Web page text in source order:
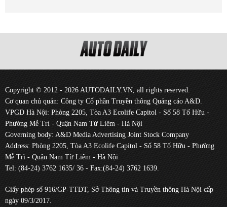
Copyright © 2012 - 2026 AUTODAILY.VN, all rights reserved.
Cơ quan chủ quản: Công ty Cổ phần Truyền thông Quảng cáo A&D.
VPGD Hà Nội: Phòng 2205, Tòa A3 Ecolife Capitol - Số 58 Tố Hữu -
Phường Mễ Trì - Quận Nam Từ Liêm - Hà Nội
Governing body: A&D Media Advertising Joint Stock Company
Address: Phòng 2205, Tòa A3 Ecolife Capitol - Số 58 Tố Hữu - Phường
Mễ Trì - Quận Nam Từ Liêm - Hà Nội
Tel: (84-24) 3762 1635/ 36 - Fax:(84-24) 3762 1639.
Giấy phép số 916/GP-TTĐT, Sở Thông tin và Truyền thông Hà Nội cấp
ngày 09/3/2017.